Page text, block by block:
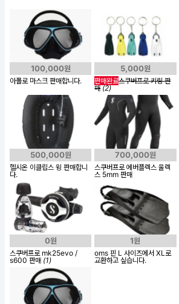
100,000원
아폴로 마스크 판매합니다.
5,000원
판매완료스쿠버프로 키링 판
매 (2)
500,000원
헬시온 이클립스 윙 판매합니
다.
700,000원
스쿠버프로 에버플렉스 울렉
스 5mm 판매
0원
스쿠버프로 mk25evo /
s600 판매 (1)
1원
oms 핀 L 사이즈에서 XL로
교환하고 싶습니다.